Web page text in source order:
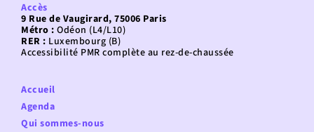
Accès
9 Rue de Vaugirard, 75006 Paris
Métro : Odéon (L4/L10)
RER : Luxembourg (B)
Accessibilité PMR complète au rez-de-chaussée
Accueil
Agenda
Qui sommes-nous